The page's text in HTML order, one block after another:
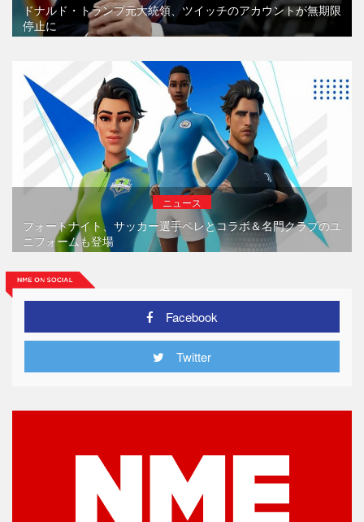
ドナルド・トランプ元大統領、ツイッチのアカウントが無期限
停止に
ニュース
フォートナイト、サッカー選手ペレとコラボ＆名門クラブのユ
ニフォームも登場
Facebook
Twitter